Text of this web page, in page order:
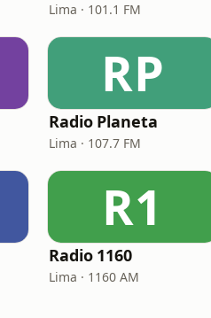
Lima · 101.1 FM
RP
Radio Planeta
Lima · 107.7 FM
R1
Radio 1160
Lima · 1160 AM